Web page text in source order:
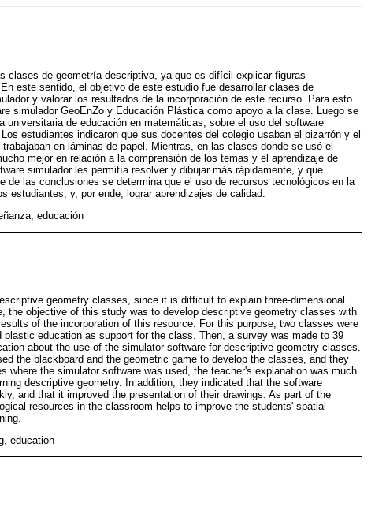
clases de geometría descriptiva, ya que es difícil explicar figuras
este sentido, el objetivo de este estudio fue desarrollar clases de
y valorar los resultados de la incorporación de este recurso. Para esto
simulador GeoEnZo y Educación Plástica como apoyo a la clase. Luego se
universitaria de educación en matemáticas, sobre el uso del software
estudiantes indicaron que sus docentes del colegio usaban el pizarrón y el
en láminas de papel. Mientras, en las clases donde se usó el
mejor en relación a la comprensión de los temas y el aprendizaje de
simulador les permitía resolver y dibujar más rápidamente, y que
de las conclusiones se determina que el uso de recursos tecnológicos en la
estudiantes, y, por ende, lograr aprendizajes de calidad.
educación
geometry classes, since it is difficult to explain three-dimensional
the objective of this study was to develop descriptive geometry classes with
of the incorporation of this resource. For this purpose, two classes were
education as support for the class. Then, a survey was made to 39
about the use of the simulator software for descriptive geometry classes.
the blackboard and the geometric game to develop the classes, and they
where the simulator software was used, the teacher's explanation was much
descriptive geometry. In addition, they indicated that the software
and that it improved the presentation of their drawings. As part of the
resources in the classroom helps to improve the students' spatial
education